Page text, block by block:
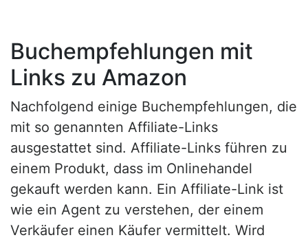
Buchempfehlungen mit
Links zu Amazon
Nachfolgend einige Buchempfehlungen, die
mit so genannten Affiliate-Links
ausgestattet sind. Affiliate-Links führen zu
einem Produkt, dass im Onlinehandel
gekauft werden kann. Ein Affiliate-Link ist
wie ein Agent zu verstehen, der einem
Verkäufer einen Käufer vermittelt. Wird